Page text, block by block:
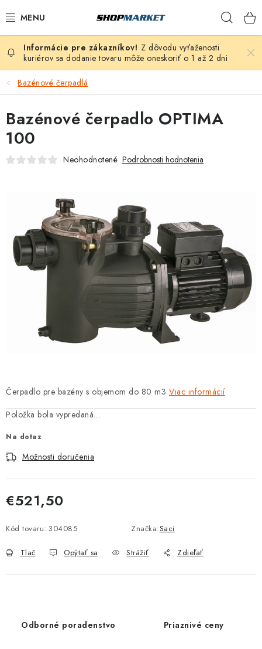
na
VÍRIVÉ VANE
SAUNY
BAZÉNY
NAFUKOVACIE VÍRIVKY
DEZINFEKCIA A ČISTENIE
PROTIZÁPLAVOVÉ A HASIACE ZARIADENIA
OBCHODNÉ PODMIENKY
KONTAKTY
Obchodné podmienky
Odstúpenie od zmluvy
Reklamačný poriadok
Podmienky ochrany osobných údajov
Moja objednávka
Z dôvodu vyťaženosti
kuriérov sa dodanie tovaru môže oneskoriť o 1 až 2 dni
Bazénové čerpadlá
Čerpadlo pre bazény s objemom do 80 m3 Viac informácií
Položka bola vypredaná…
Na dotaz
Možnosti doručenia
€521,50
Kód tovaru: 304085 Značka:Saci
Tlač Opýtať sa Strážiť Zdieľať
Bazénové čerpadlo OPTIMA
100
Neohodnotené Podrobnosti hodnotenia
Odborné poradenstvo Priaznivé ceny